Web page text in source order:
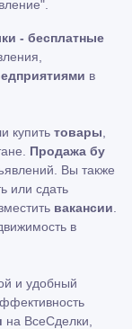
- бесплатные
в
купить товары
Продажа бу
Вы также
или сдать
вакансии
в
и удобный
на ВсеСделки,